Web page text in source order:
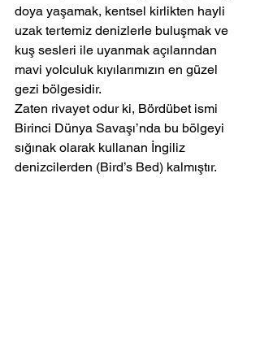
doya yaşamak, kentsel kirlikten hayli
uzak tertemiz denizlerle buluşmak ve
kuş sesleri ile uyanmak açılarından
mavi yolculuk kıyılarımızın en güzel
gezi bölgesidir.
Zaten rivayet odur ki, Bördübet ismi
Birinci Dünya Savaşı’nda bu bölgeyi
sığınak olarak kullanan İngiliz
denizcilerden (Bird’s Bed) kalmıştır.